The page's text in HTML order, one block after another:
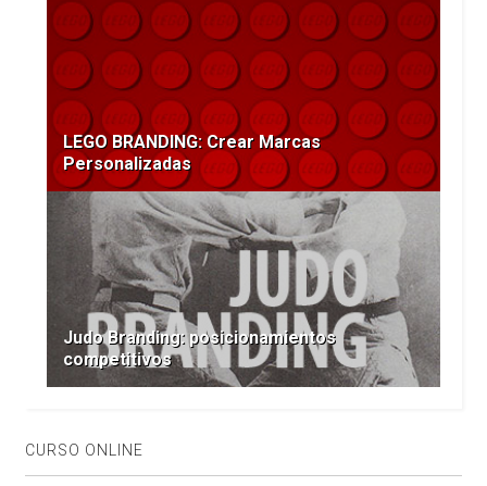
LEGO BRANDING: Crear Marcas
Personalizadas
Judo Branding: posicionamientos
competitivos
CURSO ONLINE